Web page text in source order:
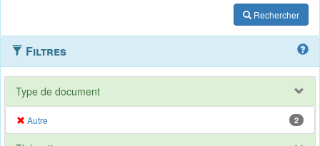
Rechercher
Filtres
Type de document
Autre 2